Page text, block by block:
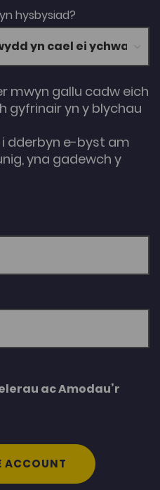
hysbysiad?
mwyn gallu cadw eich
gyfrinair yn y blychau
dderbyn e-byst am
yna gadewch y
ac Amodau’r
ACCOUNT